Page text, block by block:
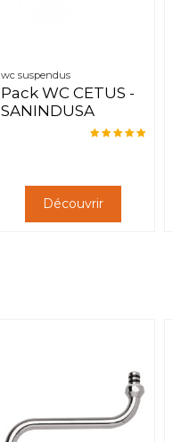
wc suspendus
Pack WC CETUS -
SANINDUSA
Découvrir